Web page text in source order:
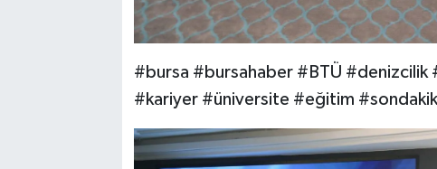
#bursa #bursahaber #BTÜ #denizcilik
#kariyer #üniversite #eğitim